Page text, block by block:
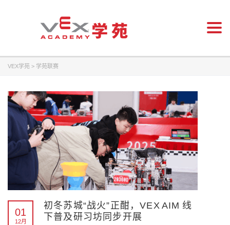
VEX学苑 > 学苑联赛
01
12月
初冬苏城“战火”正酣，VEX AIM 线
下普及研习坊同步开展